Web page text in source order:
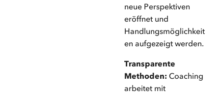
neue Perspektiven
eröffnet und
Handlungsmöglichkeit
en aufgezeigt werden.
Transparente
Methoden: Coaching
arbeitet mit